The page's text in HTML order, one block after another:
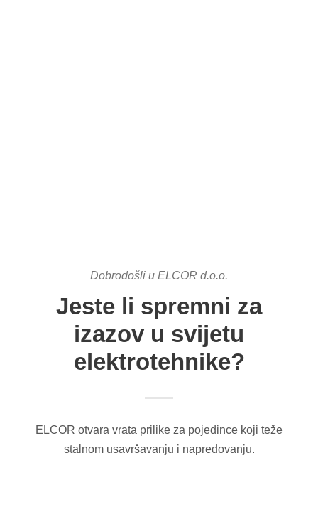
Dobrodošli u ELCOR d.o.o.
Jeste li spremni za
izazov u svijetu
elektrotehnike?
ELCOR otvara vrata prilike za pojedince koji teže
stalnom usavršavanju i napredovanju.